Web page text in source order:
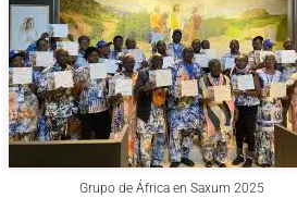
Grupo de África en Saxum 2025